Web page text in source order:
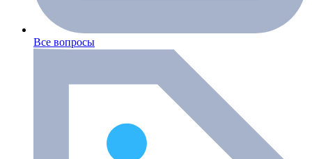
Все вопросы